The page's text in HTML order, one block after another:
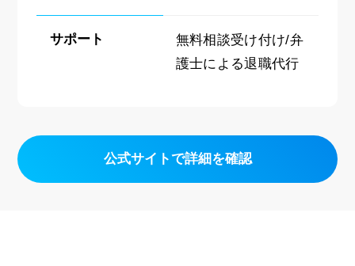
サポート
無料相談受け付け/弁
護士による退職代行
公式サイトで詳細を確認